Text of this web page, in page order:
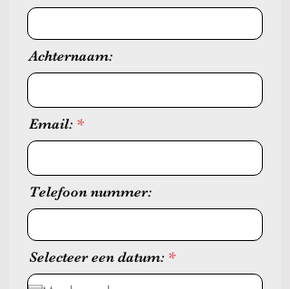
Achternaam:
Email:
Telefoon nummer:
Selecteer een datum: *r
e